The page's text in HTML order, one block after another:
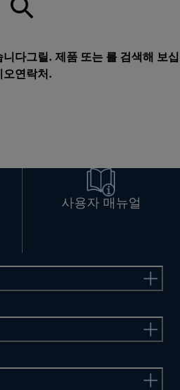
다그릴. 제품 또는 를 검색해 보십
오연락처 .
사용자 매뉴얼